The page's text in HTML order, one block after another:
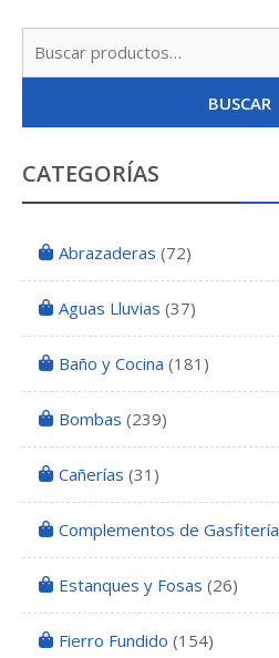
BUSCAR
CATEGORÍAS
Abrazaderas (72)
Aguas Lluvias (37)
Baño y Cocina (181)
Bombas (239)
Cañerías (31)
Complementos de Gasfitería
Estanques y Fosas (26)
Fierro Fundido (154)